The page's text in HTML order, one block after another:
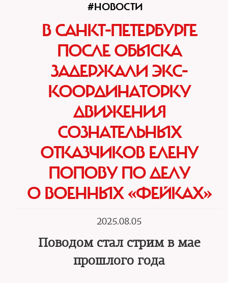
#НОВОСТИ
В САНКТ-ПЕТЕРБУРГЕ
ПОСЛЕ ОБЫСКА
ЗАДЕРЖАЛИ ЭКС-
КООРДИНАТОРКУ
ДВИЖЕНИЯ
СОЗНАТЕЛЬНЫХ
ОТКАЗЧИКОВ ЕЛЕНУ
ПОПОВУ ПО ДЕЛУ
О ВОЕННЫХ «ФЕЙКАХ»
2025.08.05
Поводом стал стрим в мае
прошлого года